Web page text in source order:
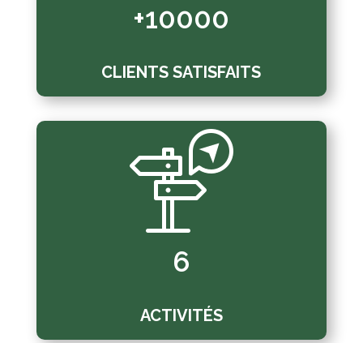
+10000
CLIENTS SATISFAITS
6
ACTIVITÉS